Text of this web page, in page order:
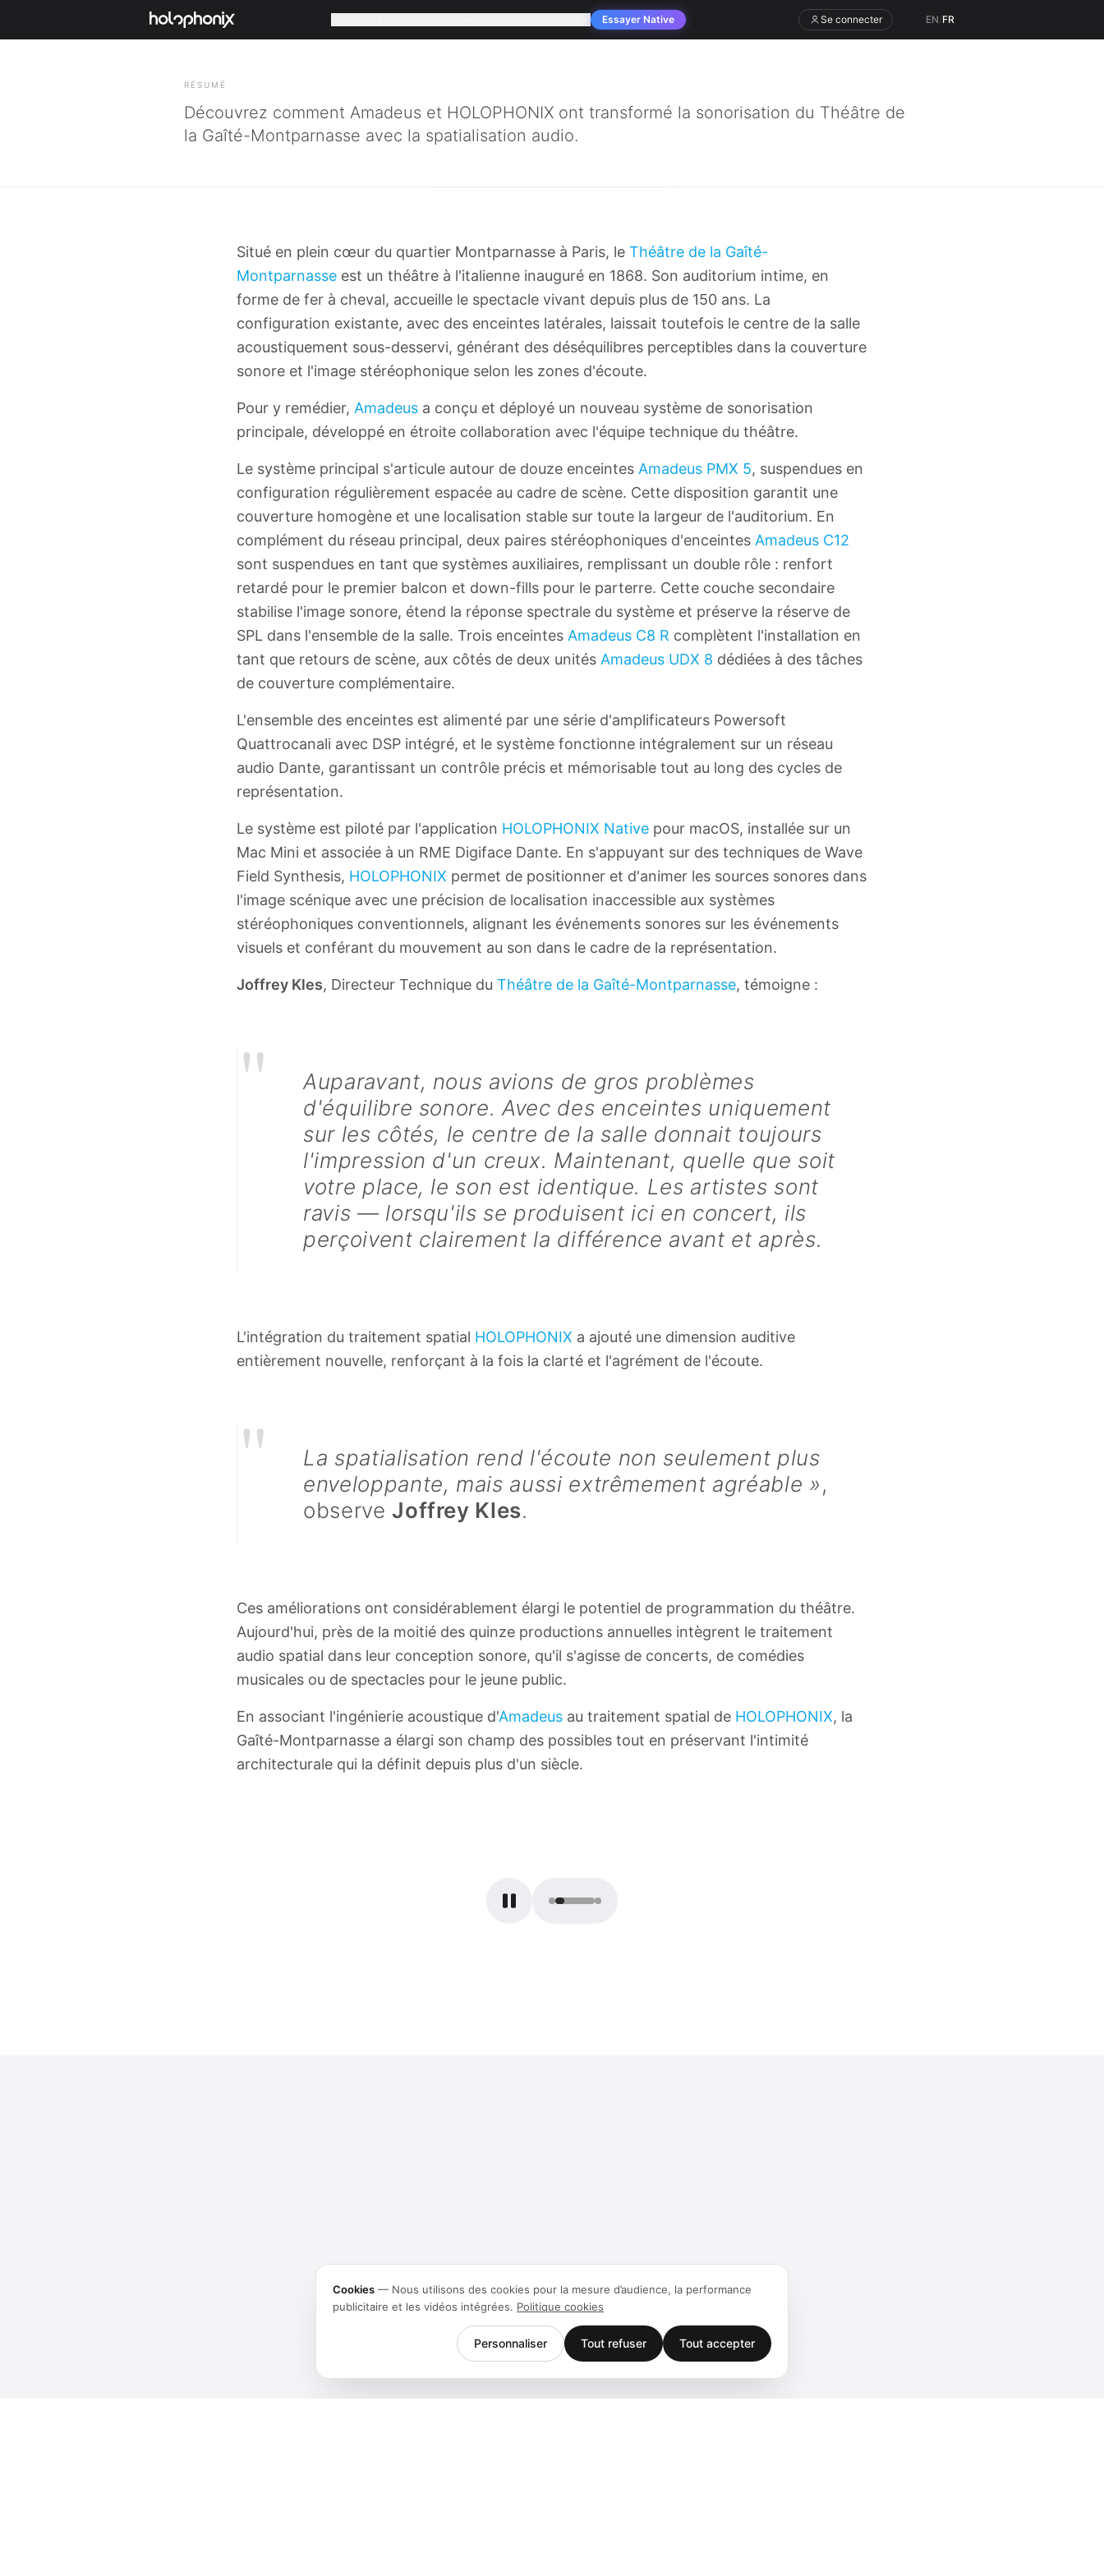
Essayer Native Se connecter EN/FR
RÉSUMÉ
Découvrez comment Amadeus et HOLOPHONIX ont transformé la sonorisation du Théâtre de
la Gaîté-Montparnasse avec la spatialisation audio.
Situé en plein cœur du quartier Montparnasse à Paris, le Théâtre de la Gaîté-
Montparnasse est un théâtre à l'italienne inauguré en 1868. Son auditorium intime, en
forme de fer à cheval, accueille le spectacle vivant depuis plus de 150 ans. La
configuration existante, avec des enceintes latérales, laissait toutefois le centre de la salle
acoustiquement sous-desservi, générant des déséquilibres perceptibles dans la couverture
sonore et l'image stéréophonique selon les zones d'écoute.
Pour y remédier, Amadeus a conçu et déployé un nouveau système de sonorisation
principale, développé en étroite collaboration avec l'équipe technique du théâtre.
Le système principal s'articule autour de douze enceintes Amadeus PMX 5, suspendues en
configuration régulièrement espacée au cadre de scène. Cette disposition garantit une
couverture homogène et une localisation stable sur toute la largeur de l'auditorium. En
complément du réseau principal, deux paires stéréophoniques d'enceintes Amadeus C12
sont suspendues en tant que systèmes auxiliaires, remplissant un double rôle : renfort
retardé pour le premier balcon et down-fills pour le parterre. Cette couche secondaire
stabilise l'image sonore, étend la réponse spectrale du système et préserve la réserve de
SPL dans l'ensemble de la salle. Trois enceintes Amadeus C8 R complètent l'installation en
tant que retours de scène, aux côtés de deux unités Amadeus UDX 8 dédiées à des tâches
de couverture complémentaire.
L'ensemble des enceintes est alimenté par une série d'amplificateurs Powersoft
Quattrocanali avec DSP intégré, et le système fonctionne intégralement sur un réseau
audio Dante, garantissant un contrôle précis et mémorisable tout au long des cycles de
représentation.
Le système est piloté par l'application HOLOPHONIX Native pour macOS, installée sur un
Mac Mini et associée à un RME Digiface Dante. En s'appuyant sur des techniques de Wave
Field Synthesis, HOLOPHONIX permet de positionner et d'animer les sources sonores dans
l'image scénique avec une précision de localisation inaccessible aux systèmes
stéréophoniques conventionnels, alignant les événements sonores sur les événements
visuels et conférant du mouvement au son dans le cadre de la représentation.
Joffrey Kles, Directeur Technique du Théâtre de la Gaîté-Montparnasse, témoigne :
"
Auparavant, nous avions de gros problèmes
d'équilibre sonore. Avec des enceintes uniquement
sur les côtés, le centre de la salle donnait toujours
l'impression d'un creux. Maintenant, quelle que soit
votre place, le son est identique. Les artistes sont
ravis — lorsqu'ils se produisent ici en concert, ils
perçoivent clairement la différence avant et après.
L'intégration du traitement spatial HOLOPHONIX a ajouté une dimension auditive
entièrement nouvelle, renforçant à la fois la clarté et l'agrément de l'écoute.
"
La spatialisation rend l'écoute non seulement plus
enveloppante, mais aussi extrêmement agréable »,
observeJoffrey Kles.
Ces améliorations ont considérablement élargi le potentiel de programmation du théâtre.
Aujourd'hui, près de la moitié des quinze productions annuelles intègrent le traitement
audio spatial dans leur conception sonore, qu'il s'agisse de concerts, de comédies
musicales ou de spectacles pour le jeune public.
En associant l'ingénierie acoustique d'Amadeus au traitement spatial de HOLOPHONIX, la
Gaîté-Montparnasse a élargi son champ des possibles tout en préservant l'intimité
architecturale qui la définit depuis plus d'un siècle.
Cookies — Nous utilisons des cookies pour la mesure d’audience, la performance
publicitaire et les vidéos intégrées. Politique cookies
Personnaliser Tout refuser Tout accepter